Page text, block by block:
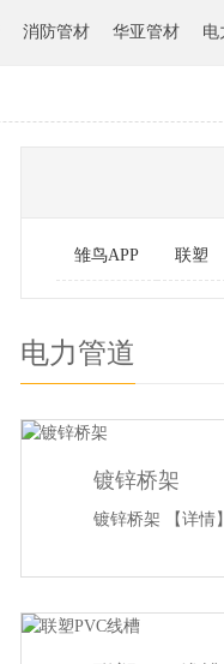
消防管材 华亚管材 电
雏鸟APP 联塑
电力管道
镀锌桥架
镀锌桥架 【详情